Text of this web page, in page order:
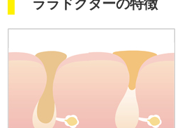
ララドクターの特徴